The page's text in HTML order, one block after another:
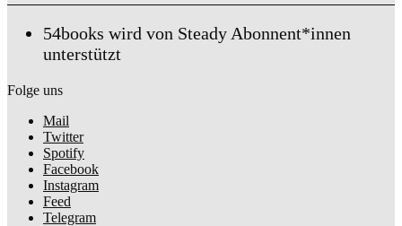
54books wird von Steady Abonnent*innen
unterstützt
Folge uns
Mail
Twitter
Spotify
Facebook
Instagram
Feed
Telegram